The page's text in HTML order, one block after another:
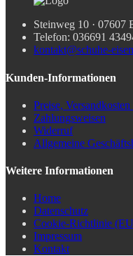
Steinweg 10 · 07607
Telefon: 036691
kontakt@schuhe-
Kunden-Informationen
Preise,
Zahlungsweisen
Widerruf
Allgemeine
Weitere Informationen
Home
Datenschutz
Cookie-Richtlinie
Impressum
Kontakt